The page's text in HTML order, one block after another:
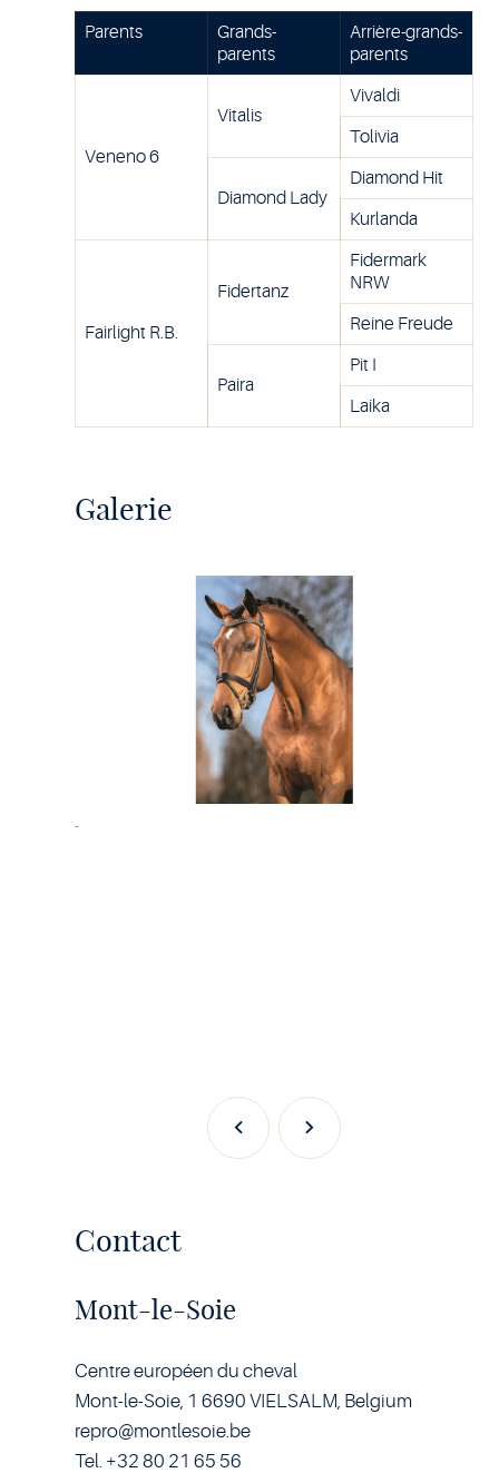
Parents
Grands-
parents
Arrière-grands-
parents
Veneno 6
Vitalis
Vivaldi
Tolivia
Diamond Lady
Diamond Hit
Kurlanda
Fairlight R.B.
Fidertanz
Fidermark
NRW
Reine Freude
Paira
Pit I
Laika
Galerie
-
Précédent Suivant
Contact
Mont-le-Soie
Centre européen du cheval
Mont-le-Soie, 1 6690 VIELSALM, Belgium
repro@montlesoie.be
Tel. +32 80 21 65 56